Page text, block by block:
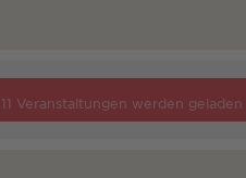
11 Veranstaltungen werden geladen